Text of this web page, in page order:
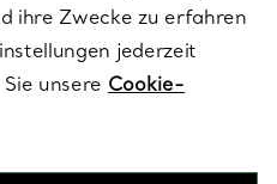
ihre Zwecke zu erfahren
jederzeit
unsere Cookie-